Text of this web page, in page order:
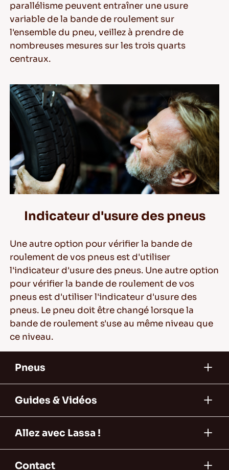
parallélisme peuvent entraîner une usure
variable de la bande de roulement sur
l'ensemble du pneu, veillez à prendre de
nombreuses mesures sur les trois quarts
centraux.
Indicateur d'usure des pneus
Une autre option pour vérifier la bande de
roulement de vos pneus est d'utiliser
l'indicateur d'usure des pneus. Une autre option
pour vérifier la bande de roulement de vos
pneus est d'utiliser l'indicateur d'usure des
pneus. Le pneu doit être changé lorsque la
bande de roulement s'use au même niveau que
ce niveau.
Pneus
Guides & Vidéos
Allez avec Lassa !
Contact